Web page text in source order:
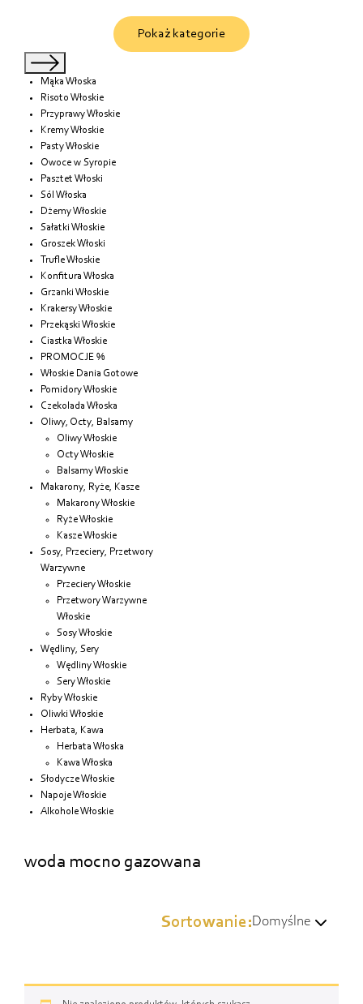
Pokaż kategorie
Mąka Włoska
Risoto Włoskie
Przyprawy Włoskie
Kremy Włoskie
Pasty Włoskie
Owoce w Syropie
Pasztet Włoski
Sól Włoska
Dżemy Włoskie
Sałatki Włoskie
Groszek Włoski
Trufle Włoskie
Konfitura Włoska
Grzanki Włoskie
Krakersy Włoskie
Przekąski Włoskie
Ciastka Włoskie
PROMOCJE %
Włoskie Dania Gotowe
Pomidory Włoskie
Czekolada Włoska
Oliwy, Octy, Balsamy
Oliwy Włoskie
Octy Włoskie
Balsamy Włoskie
Makarony, Ryże, Kasze
Makarony Włoskie
Ryże Włoskie
Kasze Włoskie
Sosy, Przeciery, Przetwory
Warzywne
Przeciery Włoskie
Przetwory Warzywne
Włoskie
Sosy Włoskie
Wędliny, Sery
Wędliny Włoskie
Sery Włoskie
Ryby Włoskie
Oliwki Włoskie
Herbata, Kawa
Herbata Włoska
Kawa Włoska
Słodycze Włoskie
Napoje Włoskie
Alkohole Włoskie
woda mocno gazowana
Sortowanie:Domyślne